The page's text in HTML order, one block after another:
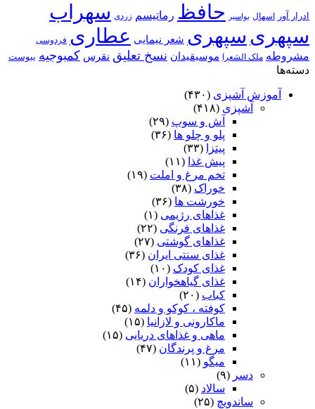
ادرار آور اسهال بواسیر حافظ رماتیسم زردی سهراب
سپهری سپهری شعر نیمایی عطاری فردوسی
مشروطه ملک الشعرا موسیقیدان نسخ تعلیق نقرس کمبوجیه یبوست
دسته‌ها
آموزش آشپزی (۴۳۰)
آشپزی (۴۱۸)
آش و سوپ (۲۹)
پلو و چلو ها (۳۶)
پیتزا
(۳۳)
پیش غذا (۱۱)
تخم مرغ و املت (۱۹)
خوراک (۳۸)
خورشت ها (۳۶)
غذاهای رژیمی (۱)
غذاهای فرنگی (۲۲)
غذاهای گوشتی (۲۷)
غذای سنتی ایران (۳۶)
غذای کودک (۱۰)
غذای گیاهخواران (۱۴)
کباب (۲۰)
کوفته ، کوکو و دلمه (۴۵)
ماکارونی و لازانیا (۱۵)
ماهی و غذاهای دریایی (۱۵)
مرغ و پرندگان (۴۷)
میگو (۱۱)
دسر (۹)
سالاد (۵)
ساندویچ (۲۵)